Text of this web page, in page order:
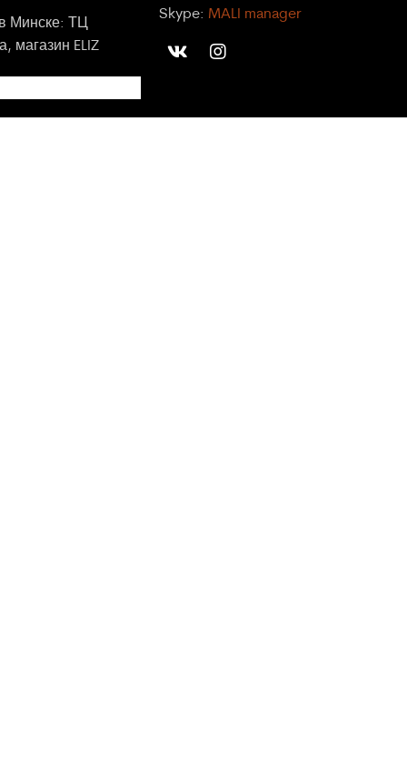
Минске: ТЦ
магазин ELIZ
Skype: MALI manager